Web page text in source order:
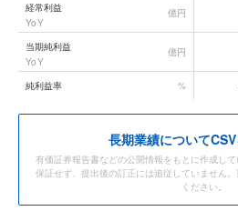
経常利益
YoY
億円
当期純利益
YoY
億円
純利益率 %
長期業績について
有価証券報告書などの公開情報をもとに作成し
保証せず、提出後の訂正には追従していません
ください。